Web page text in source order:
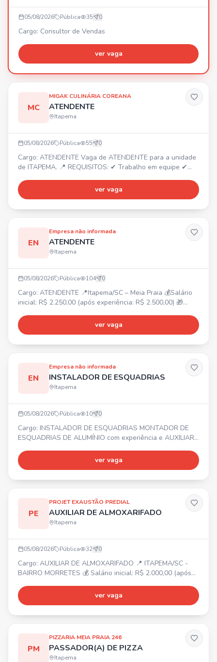
05/08/2026 Pública 35 0
Cargo: Consultor de Vendas
ver vaga
MC
MIGAK CULINÁRIA COREANA
ATENDENTE
Itapema
05/08/2026 Pública 55 0
Cargo: ATENDENTE Vaga de ATENDENTE para a unidade
de ITAPEMA. 📍 REQUISITOS: ✔ Trabalho em equipe ✔
currículo por WhatsApp e faça parte do nosso time!
ver vaga
EN
Empresa não informada
ATENDENTE
Itapema
05/08/2026 Pública 104 0
Cargo: ATENDENTE 📍Itapema/SC – Meia Praia 💰Salário
inicial: R$ 2.250,00 (após experiência: R$ 2.500,00) 🎁
noturno, Bonificação por metas, Gympass, 2 consultas
online com psicólogo/mês, Consulta nutricionista,
ver vaga
EN
Empresa não informada
INSTALADOR DE ESQUADRIAS
Itapema
05/08/2026 Pública 10 0
Cargo: INSTALADOR DE ESQUADRIAS MONTADOR DE
ESQUADRIAS DE ALUMÍNIO com experiência e AUXILIAR
Segunda a Sexta-feira 💰 Salário, Vale Alimentação,
Bonificação e Seguro de vida. ✅ Necessário experiência
ver vaga
PE
PROJET EXAUSTÃO PREDIAL
AUXILIAR DE ALMOXARIFADO
Itapema
05/08/2026 Pública 32 0
Cargo: AUXILIAR DE ALMOXARIFADO 📍 ITAPEMA/SC -
BAIRRO MORRETES 💰 Salário inicial: R$ 2.000,00 (após
sexta-feira 📋 Atividades: Organizar e cuidar do estoque;
Contar e conferir o estoque; Entregar peças e materiais à
ver vaga
PM
PIZZARIA MEIA PRAIA 246
PASSADOR(A) DE PIZZA
Itapema